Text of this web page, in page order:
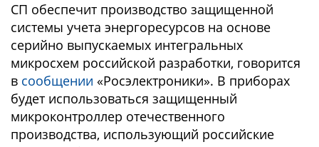
СП обеспечит производство защищенной
системы учета энергоресурсов на основе
серийно выпускаемых интегральных
микросхем российской разработки, говорится
в сообщении «Росэлектроники». В приборах
будет использоваться защищенный
микроконтроллер отечественного
производства, использующий российские